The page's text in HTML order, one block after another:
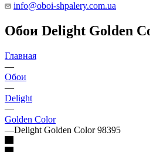
info@oboi-shpalery.com.ua
Обои Delight Golden
Главная
—
Обои
—
Delight
—
Golden Color
—Delight Golden Color 98395